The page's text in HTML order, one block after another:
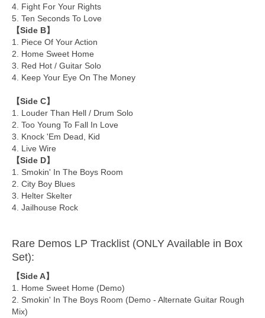
4. Fight For Your Rights
5. Ten Seconds To Love
【Side B】
1. Piece Of Your Action
2. Home Sweet Home
3. Red Hot / Guitar Solo
4. Keep Your Eye On The Money
【Side C】
1. Louder Than Hell / Drum Solo
2. Too Young To Fall In Love
3. Knock 'Em Dead, Kid
4. Live Wire
【Side D】
1. Smokin' In The Boys Room
2. City Boy Blues
3. Helter Skelter
4. Jailhouse Rock
Rare Demos LP Tracklist (ONLY Available in Box
Set):
【Side A】
1. Home Sweet Home (Demo)
2. Smokin' In The Boys Room (Demo - Alternate Guitar Rough
Mix)